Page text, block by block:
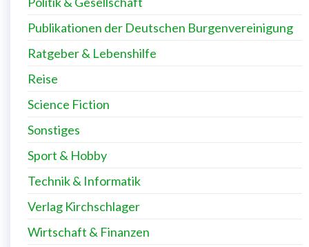
Publikationen der Deutschen Burgenvereinigung
Ratgeber & Lebenshilfe
Reise
Science Fiction
Sonstiges
Sport & Hobby
Technik & Informatik
Verlag Kirchschlager
Wirtschaft & Finanzen